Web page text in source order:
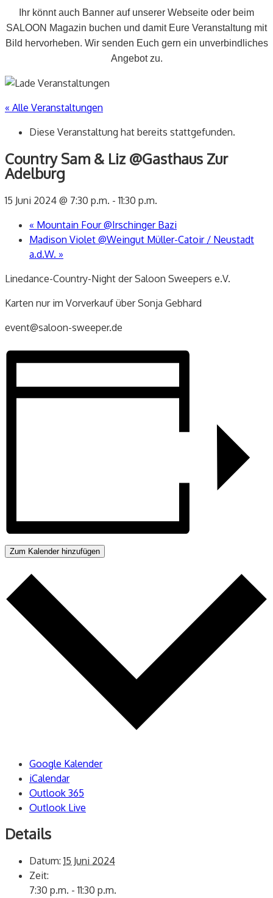
Ihr könnt auch Banner auf unserer Webseite oder beim
SALOON Magazin buchen und damit Eure Veranstaltung mit
Bild hervorheben. Wir senden Euch gern ein unverbindliches
Angebot zu.
« Alle Veranstaltungen
Diese Veranstaltung hat bereits stattgefunden.
Country Sam & Liz @Gasthaus Zur
Adelburg
15 Juni 2024 @ 7:30 p.m. -11:30 p.m.
« Mountain Four @Irschinger Bazi
Madison Violet @Weingut Müller-Catoir / Neustadt
a.d.W. »
Linedance-Country-Night der Saloon Sweepers e.V.
Karten nur im Vorverkauf über Sonja Gebhard
event@saloon-sweeper.de
Zum Kalender hinzufügen
Google Kalender
iCalendar
Outlook 365
Outlook Live
Details
Datum: 15 Juni 2024
Zeit:
7:30 p.m. - 11:30 p.m.